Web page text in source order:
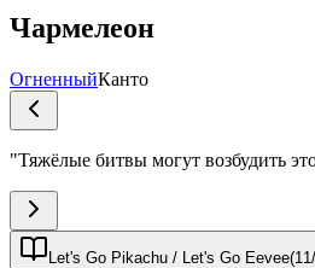
Чармелеон
ОгненныйКанто
"Тяжёлые битвы могут возбудить
Let's Go Pikachu / Let's Go Eevee(11 /